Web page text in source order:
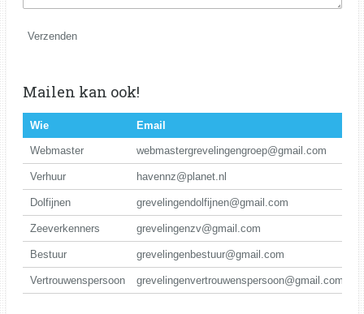
Verzenden
Mailen kan ook!
Wie Email
Webmaster webmastergrevelingengroep@gmail.com
Verhuur havennz@planet.nl
Dolfijnen grevelingendolfijnen@gmail.com
Zeeverkenners grevelingenzv@gmail.com
Bestuur grevelingenbestuur@gmail.com
Vertrouwenspersoon grevelingenvertrouwenspersoon@gmail.com